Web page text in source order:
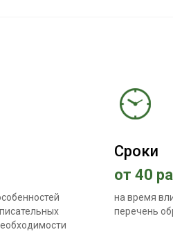
Сроки
от 40
на время
перечень